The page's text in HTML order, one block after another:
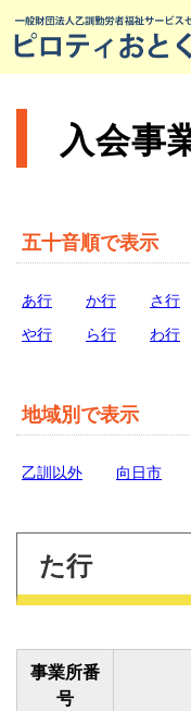
入会事
五十音順で表示
あ行 か行 さ行
や行
ら行 わ行
地域別で表示
乙訓以外 向日市
た行
事業所番
号